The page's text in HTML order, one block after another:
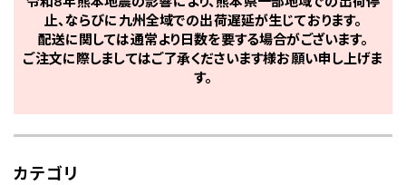
止、ならびに九州全域での出荷遅延が生じております。
配送に関しては通常より日数を要する場合がございます。
ご注文に際しましてはご了承くださいます様お願い申し上げま
す。
カテゴリ